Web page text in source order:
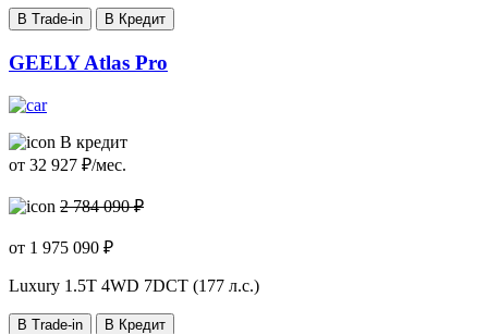
В Trade-in В Кредит
GEELY Atlas Pro
В кредит
от 32 927 ₽/мес.
2 784 090 ₽
от 1 975 090 ₽
Luxury 1.5T 4WD 7DCT (177 л.с.)
В Trade-in В Кредит